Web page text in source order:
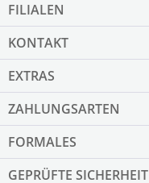
FILIALEN
KONTAKT
EXTRAS
ZAHLUNGSARTEN
FORMALES
GEPRÜFTE SICHERHEIT